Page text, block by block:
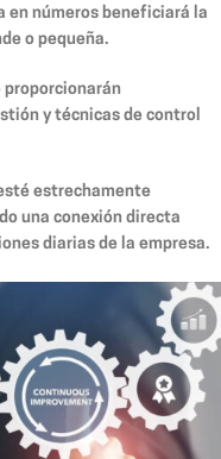
en números beneficiará la
o pequeña.
proporcionarán
y técnicas de control
estrechamente
una conexión directa
diarias de la empresa.